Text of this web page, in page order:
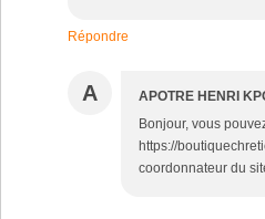
Répondre
A APOTRE HENRI
Bonjour, vous
https://
coordonnateur du